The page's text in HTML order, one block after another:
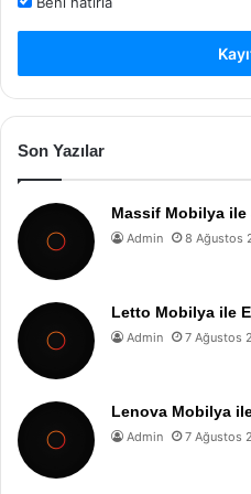
Son Yazılar
Massif Mobilya ile
Admin 8 Ağustos
Letto Mobilya ile
Admin 7 Ağustos
Lenova Mobilya ile
Admin 7 Ağustos